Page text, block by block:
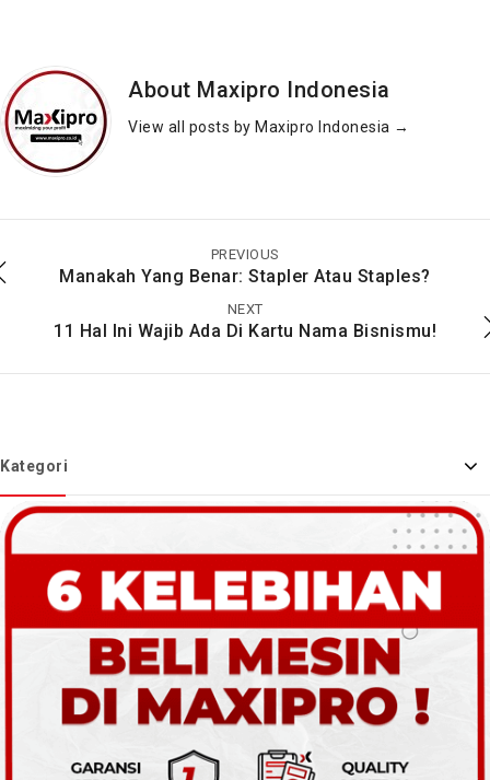
About Maxipro Indonesia
View all posts by Maxipro Indonesia →
PREVIOUS
Manakah Yang Benar: Stapler Atau Staples?
NEXT
11 Hal Ini Wajib Ada Di Kartu Nama Bisnismu!
Kategori